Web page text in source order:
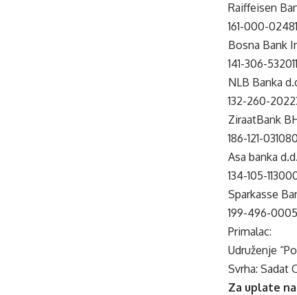
Raiffeisen
161-000-
Bosna Bank
141-306-
NLB Banka
132-260-
ZiraatBank
186-121-
Asa banka
134-105-
Sparkasse
199-496-
Primalac:
Udruženje
Svrha: Sadat
Za uplate